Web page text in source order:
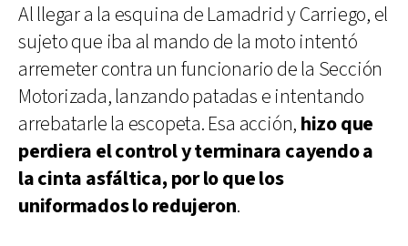
Al llegar a la esquina de Lamadrid y Carriego, el
sujeto que iba al mando de la moto intentó
arremeter contra un funcionario de la Sección
Motorizada, lanzando patadas e intentando
arrebatarle la escopeta. Esa acción, hizo que
perdiera el control y terminara cayendo a
la cinta asfáltica, por lo que los
uniformados lo redujeron.